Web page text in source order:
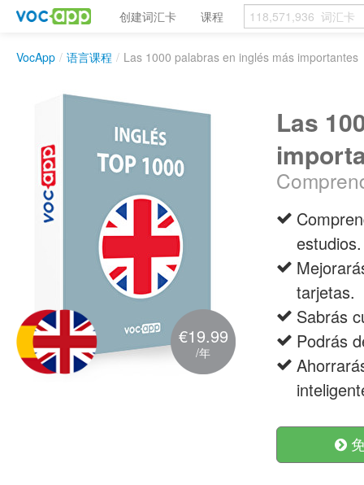
创建词汇卡 课程
VocApp / 语言课程 / Las 1000 palabras en inglés más importantes
€19.99
/年
Las
estudios.
tarjetas.
Sabrás
Podrás